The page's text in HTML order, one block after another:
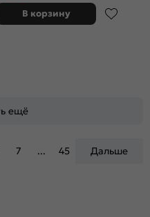
В корзину
ещё
7 ... 45 Дальше